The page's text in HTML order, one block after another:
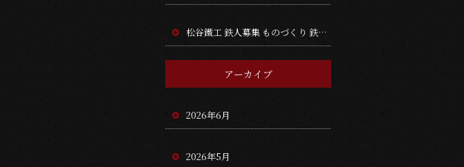
松谷鐵工 鉄人募集 ものづくり 鉄骨 建方 福岡
アーカイブ
2026年6月
2026年5月